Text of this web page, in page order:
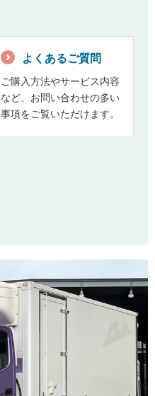
よくあるご質問
ご購入方法やサービス内容
など、お問い合わせの多い
事項をご覧いただけます。